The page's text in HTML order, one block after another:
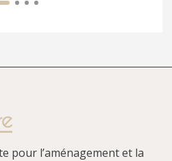
pour l’aménagement et la